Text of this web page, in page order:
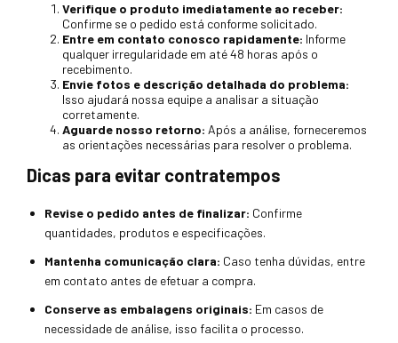
Verifique o produto imediatamente ao receber:
Confirme se o pedido está conforme solicitado.
Entre em contato conosco rapidamente: Informe
qualquer irregularidade em até 48 horas após o
recebimento.
Envie fotos e descrição detalhada do problema:
Isso ajudará nossa equipe a analisar a situação
corretamente.
Aguarde nosso retorno: Após a análise, forneceremos
as orientações necessárias para resolver o problema.
Dicas para evitar contratempos
Revise o pedido antes de finalizar: Confirme
quantidades, produtos e especificações.
Mantenha comunicação clara: Caso tenha dúvidas, entre
em contato antes de efetuar a compra.
Conserve as embalagens originais: Em casos de
necessidade de análise, isso facilita o processo.